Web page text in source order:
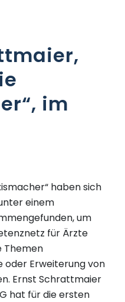
im
haben sich
einem
um
für Ärzte
Themen
oder Erweiterung von
Ernst Schrattmaier
hat für die ersten